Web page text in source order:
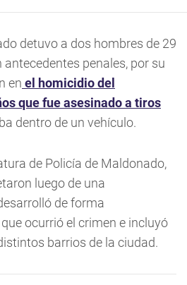
detuvo a dos hombres de 29
penales, por su
en el homicidio del
que fue asesinado a tiros
dentro de un vehículo.
de Policía de Maldonado,
luego de una
de forma
ocurrió el crimen e incluyó
barrios de la ciudad.